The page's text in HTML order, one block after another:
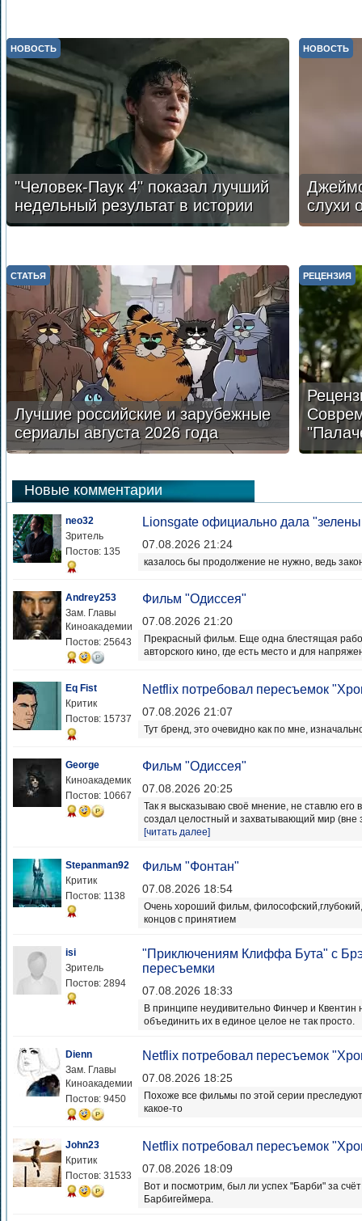
"Человек-Паук 4" показал лучший
недельный результат в истории
НОВОСТЬ
слухи
НОВОСТЬ
Лучшие российские и зарубежные
сериалы августа 2026 года
СТАТЬЯ РЕЦЕНЗИЯ
Новые комментарии
neo32
Зритель
Постов: 135
Lionsgate официально дала
07.08.2026 21:24
казалось бы продолжение не нужно, ведь
Andrey253
Зам. Главы
Киноакадемии
Постов: 25643
Фильм "Одиссея"
07.08.2026 21:20
Прекрасный фильм. Еще одна блестящая
авторского кино, где есть место и для
Eq Fist
Критик
Постов: 15737
Netflix потребовал пересъемок
07.08.2026 21:07
Тут бренд, это очевидно как по мне,
George
Киноакадемик
Постов: 10667
Фильм "Одиссея"
07.08.2026 20:25
Так я высказываю своё мнение, не ставлю его
создал целостный и захватывающий мир (вне
[читать далее]
Stepanman92
Критик
Постов: 1138
Фильм "Фонтан"
07.08.2026 18:54
Очень хороший фильм,
концов с принятием
isi
Зритель
Постов: 2894
"Приключениям Клиффа Бута" с
пересъемки
07.08.2026 18:33
В принципе неудивительно Финчер и
объединить их в единое целое не так просто.
Dienn
Зам. Главы
Киноакадемии
Постов: 9450
Netflix потребовал пересъемок
07.08.2026 18:25
Похоже все фильмы по этой серии
какое-то
John23
Критик
Постов: 31533
Netflix потребовал пересъемок
07.08.2026 18:09
Вот и посмотрим, был ли успех "Барби" за
Барбигеймера.